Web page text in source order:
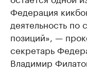
Федерация
деятельность
позиций», —
секретарь
Владимир